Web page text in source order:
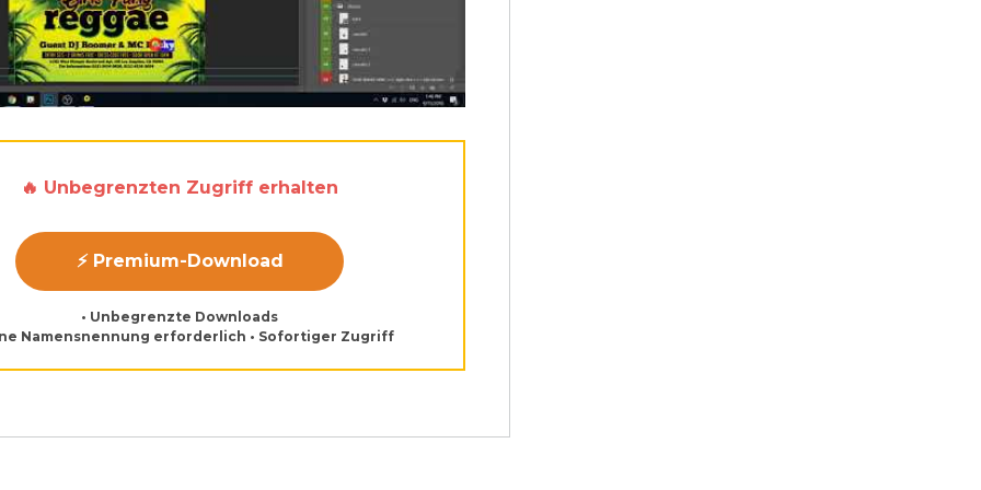
🔥 Unbegrenzten Zugriff erhalten
⚡ Premium-Download
• Unbegrenzte Downloads
Namensnennung erforderlich • Sofortiger Zugriff